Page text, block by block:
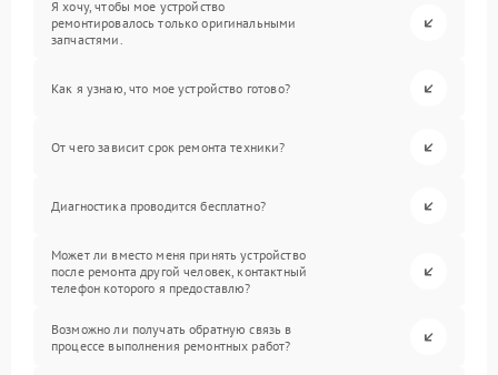
Я хочу, чтобы мое устройство
ремонтировалось только оригинальными
запчастями.
Как я узнаю, что мое устройство готово?
От чего зависит срок ремонта техники?
Диагностика проводится бесплатно?
Может ли вместо меня принять устройство
после ремонта другой человек, контактный
телефон которого я предоставлю?
Возможно ли получать обратную связь в
процессе выполнения ремонтных работ?